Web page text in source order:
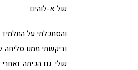
של א-לוהים…
והסתכלתי על
וביקשתי ממנו סליחה
שלי. גם הכיתה.